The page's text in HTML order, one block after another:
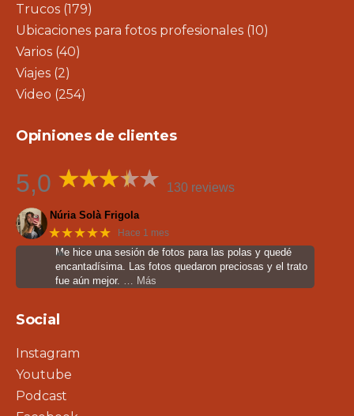
Trucos (179)
Ubicaciones para fotos profesionales (10)
Varios (40)
Viajes (2)
Video (254)
Opiniones de clientes
5,0 130 reviews
Núria Solà Frigola
★★★★★ Hace 1 mes
Me hice una sesión de fotos para las polas y quedé
encantadísima. Las fotos quedaron preciosas y el trato
fue aún mejor.
… Más
Social
Instagram
Youtube
Podcast